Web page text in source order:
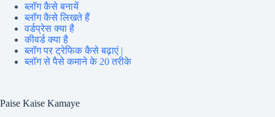
ब्लॉग कैसे बनायें
ब्लॉग कैसे लिखते हैं
वर्डप्रेस क्या है
कीवर्ड क्या है
ब्लॉग पर ट्रेफिक कैसे बढ़ाएं |
ब्लॉग से पैसे कमाने के 20 तरीके
Paise Kaise Kamaye